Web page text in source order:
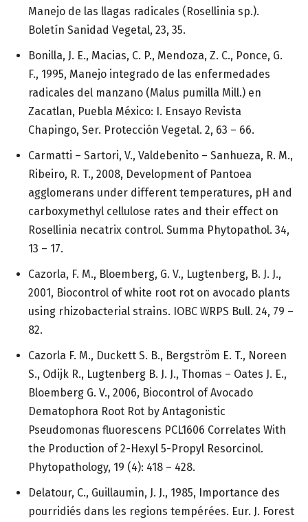
Manejo de las llagas radicales (Rosellinia sp.).
Boletín Sanidad Vegetal, 23, 35.
Bonilla, J. E., Macias, C. P., Mendoza, Z. C., Ponce, G.
F., 1995, Manejo integrado de las enfermedades
radicales del manzano (Malus pumilla Mill.) en
Zacatlan, Puebla México: I. Ensayo Revista
Chapingo, Ser. Protección Vegetal. 2, 63 – 66.
Carmatti – Sartori, V., Valdebenito – Sanhueza, R. M.,
Ribeiro, R. T., 2008, Development of Pantoea
agglomerans under different temperatures, pH and
carboxymethyl cellulose rates and their effect on
Rosellinia necatrix control. Summa Phytopathol. 34,
13 – 17.
Cazorla, F. M., Bloemberg, G. V., Lugtenberg, B. J. J.,
2001, Biocontrol of white root rot on avocado plants
using rhizobacterial strains. IOBC WRPS Bull. 24, 79 –
82.
Cazorla F. M., Duckett S. B., Bergström E. T., Noreen
S., Odijk R., Lugtenberg B. J. J., Thomas – Oates J. E.,
Bloemberg G. V., 2006, Biocontrol of Avocado
Dematophora Root Rot by Antagonistic
Pseudomonas fluorescens PCL1606 Correlates With
the Production of 2-Hexyl 5-Propyl Resorcinol.
Phytopathology, 19 (4): 418 – 428.
Delatour, C., Guillaumin, J. J., 1985, Importance des
pourridiés dans les regions tempérées. Eur. J. Forest